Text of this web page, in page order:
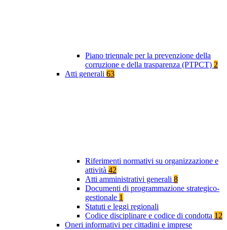
Piano triennale per la prevenzione della
corruzione e della trasparenza (PTPCT) 2
Atti generali 63
Riferimenti normativi su organizzazione e
attività 42
Atti amministrativi generali 8
Documenti di programmazione strategico-
gestionale 1
Statuti e leggi regionali
Codice disciplinare e codice di condotta 12
Oneri informativi per cittadini e imprese